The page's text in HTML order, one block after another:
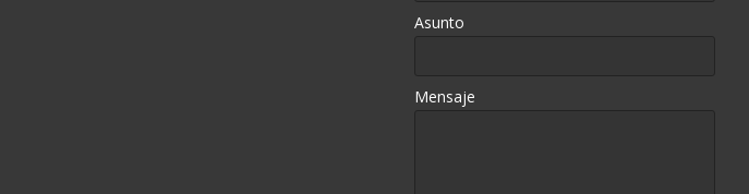
Asunto
Mensaje